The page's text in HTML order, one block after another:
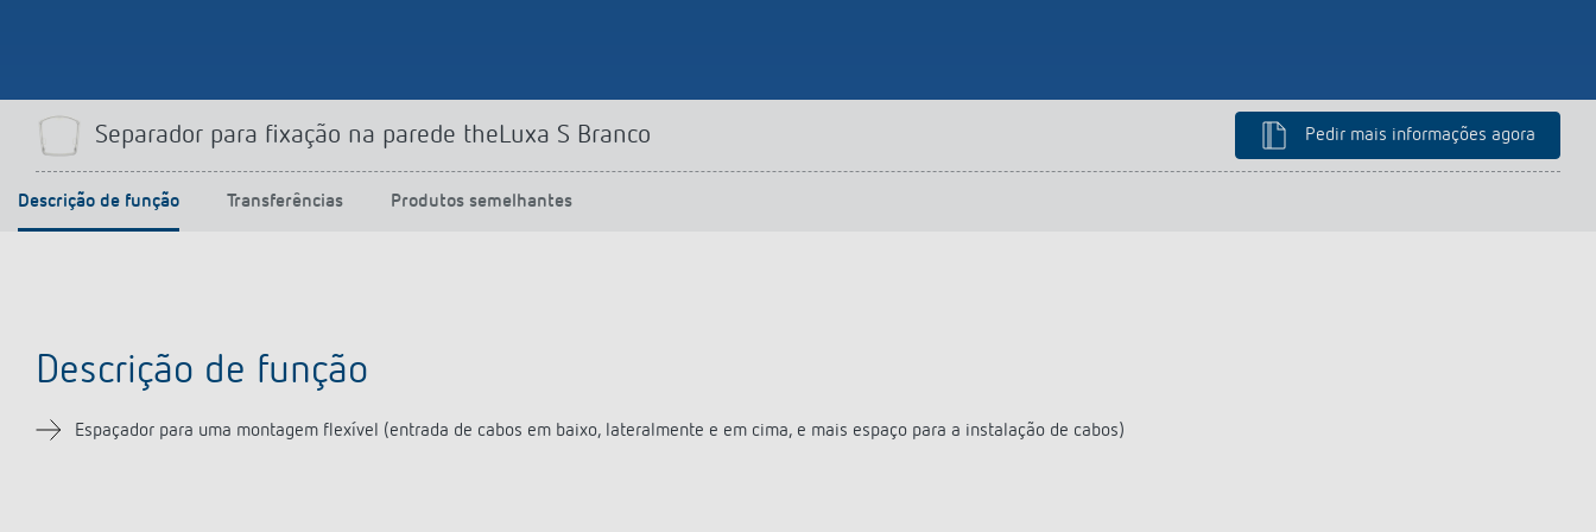
Separador para fixação na parede theLuxa S Branco Pedir mais informações agora
Descrição de função Transferências Produtos semelhantes
Descrição de função
Espaçador para uma montagem flexível (entrada de cabos em baixo, lateralmente e em cima, e mais espaço para a instalação de cabos)